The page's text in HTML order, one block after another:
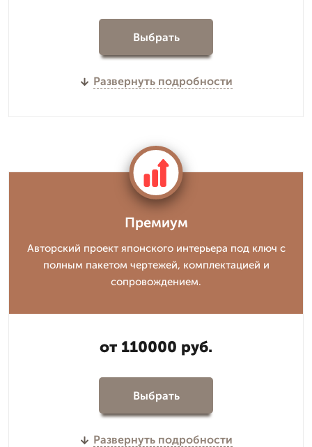
Выбрать
Развернуть подробности
Премиум
Авторский проект японского интерьера под ключ с
полным пакетом чертежей, комплектацией и
сопровождением.
от 110000 руб.
Выбрать
Развернуть подробности